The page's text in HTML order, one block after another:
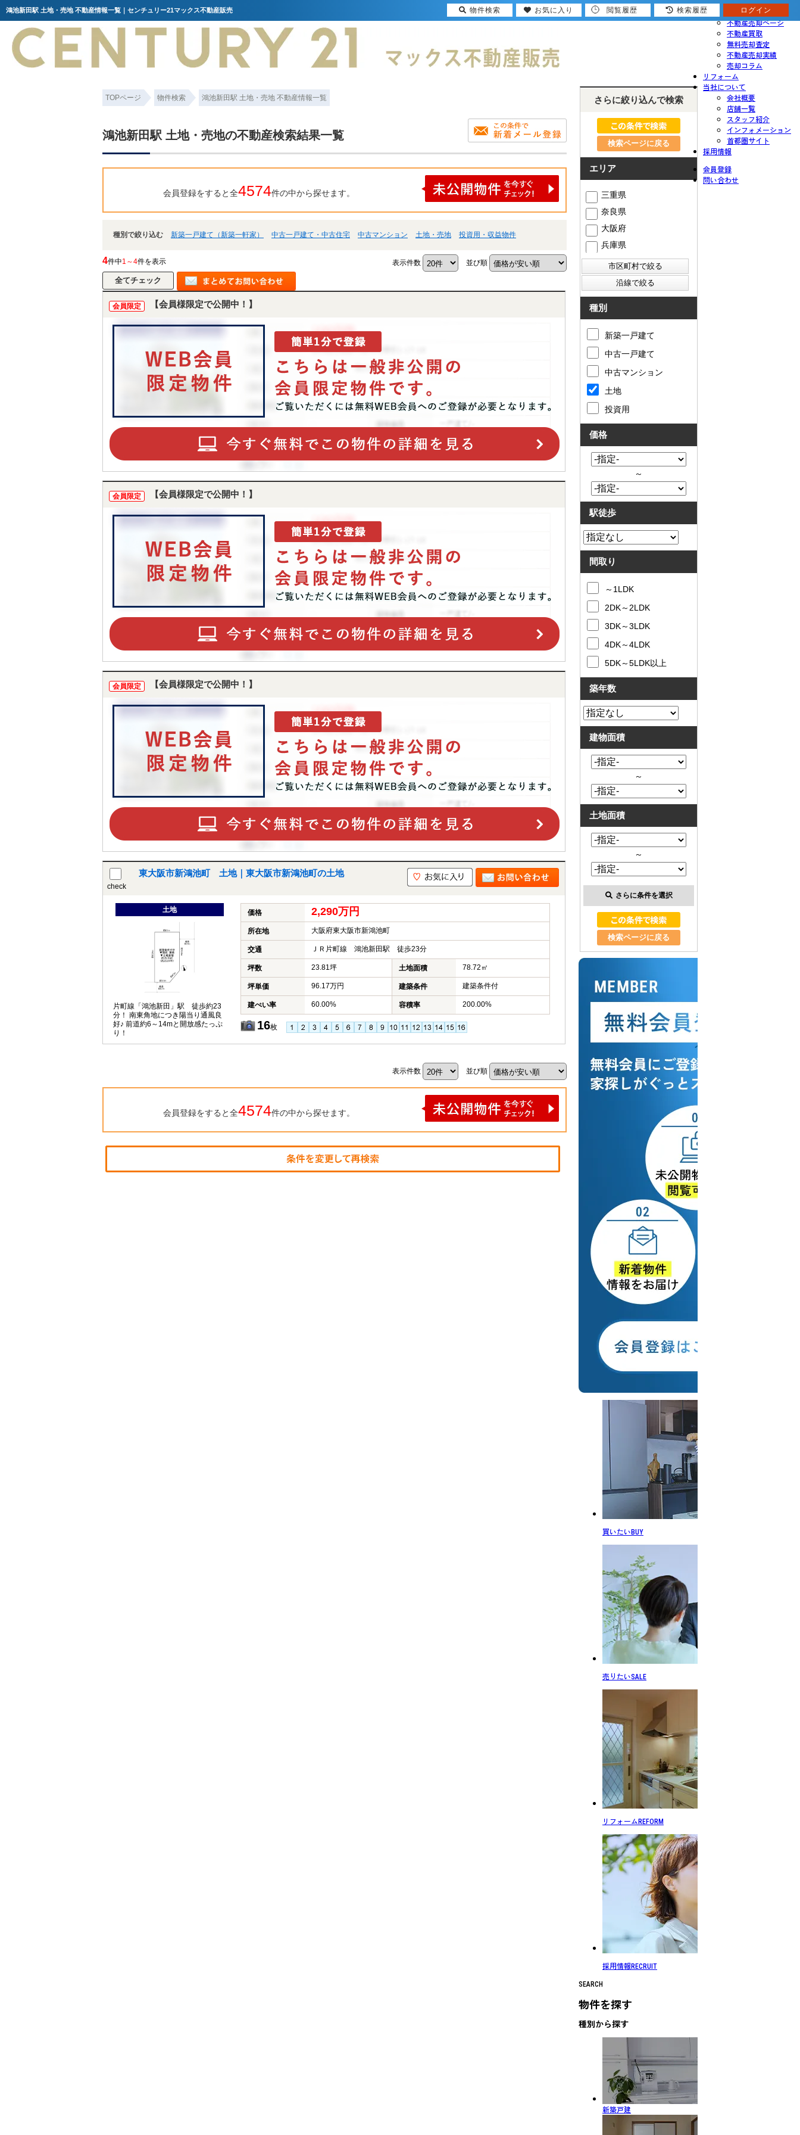
鴻池新田駅 土地・売地 不動産情報一覧｜センチュリー21マックス不動産販売
売りたい
不動産売却ページ
不動産買取
無料売却査定
不動産売却実績
売却コラム
リフォーム
当社について
会社概要
店舗一覧
スタッフ紹介
インフォメーション
首都圏サイト
採用情報
会員登録
問い合わせ
TOPページ 物件検索 鴻池新田駅 土地・売地 不動産情報一覧
鴻池新田駅 土地・売地の不動産検索結果一覧
会員登録をすると全4574件の中から探せます。
種別で絞り込む 新築一戸建て（新築一軒家） 中古一戸建て・中古住宅 中古マンション 土地・売地 投資用・収益物件
4件中1～4件を表示 表示件数 並び順
会員限定 【会員様限定で公開中！】
会員限定 【会員様限定で公開中！】
会員限定 【会員様限定で公開中！】
check
東大阪市新鴻池町 土地｜東大阪市新鴻池町の土地
土地
片町線「鴻池新田」駅 徒歩約23
分！ 南東角地につき陽当り通風良
好♪ 前道約6～14mと開放感たっぷ
り！
価格 2,290万円
所在地 大阪府東大阪市新鴻池町
交通 ＪＲ片町線 鴻池新田駅 徒歩23分
坪数 23.81坪 土地面積 78.72㎡
坪単価 96.17万円 建築条件 建築条件付
建ぺい率 60.00% 容積率 200.00%
16枚
表示件数 並び順
会員登録をすると全4574件の中から探せます。
さらに絞り込んで検索
検索ページに戻る
エリア
三重県
奈良県
大阪府
兵庫県
種別
新築一戸建て
中古一戸建て
中古マンション
土地
投資用
価格
～
駅徒歩
間取り
～1LDK
2DK～2LDK
3DK～3LDK
4DK～4LDK
5DK～5LDK以上
築年数
建物面積
～
土地面積
～
さらに条件を選択
検索ページに戻る
買いたい BUY
売りたいSALE
リフォーム REFORM
採用情報 RECRUIT
SEARCH
物件を探す
種別から探す
新築戸建
物件検索 お気に入り 閲覧履歴 検索履歴 ログイン